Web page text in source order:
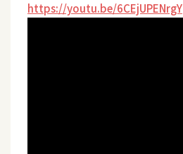
https://youtu.be/6CEjUPENrgY